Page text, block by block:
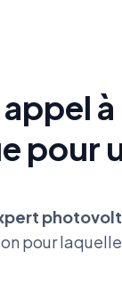
pour
pour